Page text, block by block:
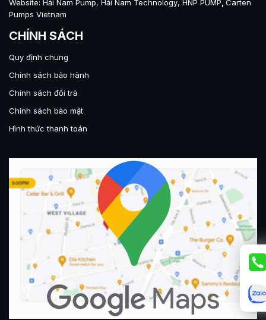
Website: Hải Nam Pump, Hải Nam Technology, HNP PUMP Carten
Pumps Vietnam
CHÍNH SÁCH
Quy định chung
Chính sách bảo hành
Chính sách đổi trả
Chính sách bảo mật
Hình thức thanh toán